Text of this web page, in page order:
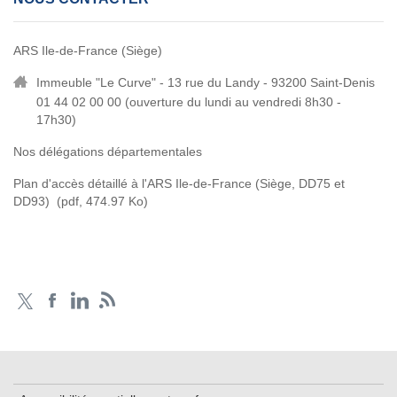
ARS Ile-de-France (Siège)
Immeuble "Le Curve" - 13 rue du Landy - 93200 Saint-Denis
01 44 02 00 00 (ouverture du lundi au vendredi 8h30 -
17h30)
Nos délégations départementales
Plan d'accès détaillé à l'ARS Ile-de-France (Siège, DD75 et
DD93)
(pdf, 474.97 Ko)